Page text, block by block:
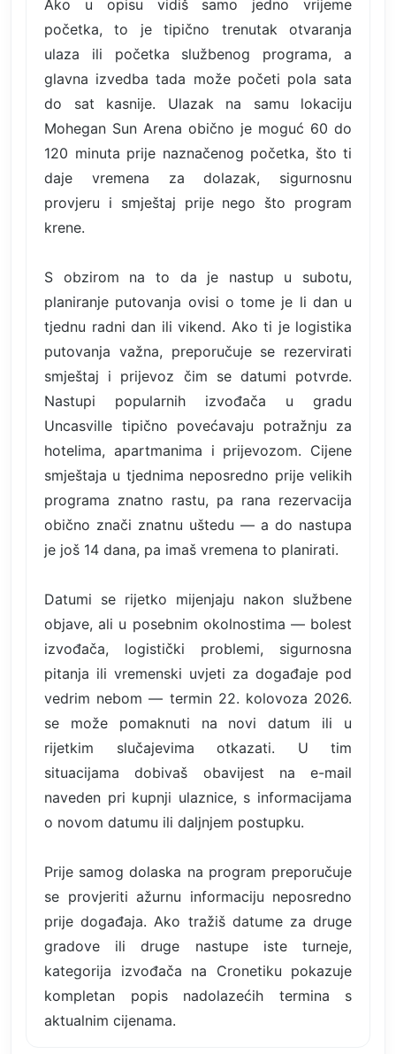
Ako u opisu vidiš samo jedno vrijeme
početka, to je tipično trenutak otvaranja
ulaza ili početka službenog programa, a
glavna izvedba tada može početi pola sata
do sat kasnije. Ulazak na samu lokaciju
Mohegan Sun Arena obično je moguć 60 do
120 minuta prije naznačenog početka, što ti
daje vremena za dolazak, sigurnosnu
provjeru i smještaj prije nego što program
krene.
S obzirom na to da je nastup u subotu,
planiranje putovanja ovisi o tome je li dan u
tjednu radni dan ili vikend. Ako ti je logistika
putovanja važna, preporučuje se rezervirati
smještaj i prijevoz čim se datumi potvrde.
Nastupi popularnih izvođača u gradu
Uncasville tipično povećavaju potražnju za
hotelima, apartmanima i prijevozom. Cijene
smještaja u tjednima neposredno prije velikih
programa znatno rastu, pa rana rezervacija
obično znači znatnu uštedu — a do nastupa
je još 14 dana, pa imaš vremena to planirati.
Datumi se rijetko mijenjaju nakon službene
objave, ali u posebnim okolnostima — bolest
izvođača, logistički problemi, sigurnosna
pitanja ili vremenski uvjeti za događaje pod
vedrim nebom — termin 22. kolovoza 2026.
se može pomaknuti na novi datum ili u
rijetkim slučajevima otkazati. U tim
situacijama dobivaš obavijest na e-mail
naveden pri kupnji ulaznice, s informacijama
o novom datumu ili daljnjem postupku.
Prije samog dolaska na program preporučuje
se provjeriti ažurnu informaciju neposredno
prije događaja. Ako tražiš datume za druge
gradove ili druge nastupe iste turneje,
kategorija izvođača na Cronetiku pokazuje
kompletan popis nadolazećih termina s
aktualnim cijenama.